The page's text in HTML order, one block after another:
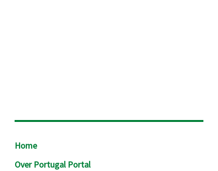
Footer
Home
Over Portugal Portal